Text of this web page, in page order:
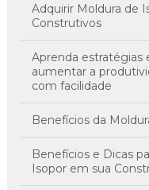
Adquirir Moldura de
Construtivos
Aprenda estratégias
aumentar a
com facilidade
Benefícios da
Benefícios e Dicas
Isopor em sua